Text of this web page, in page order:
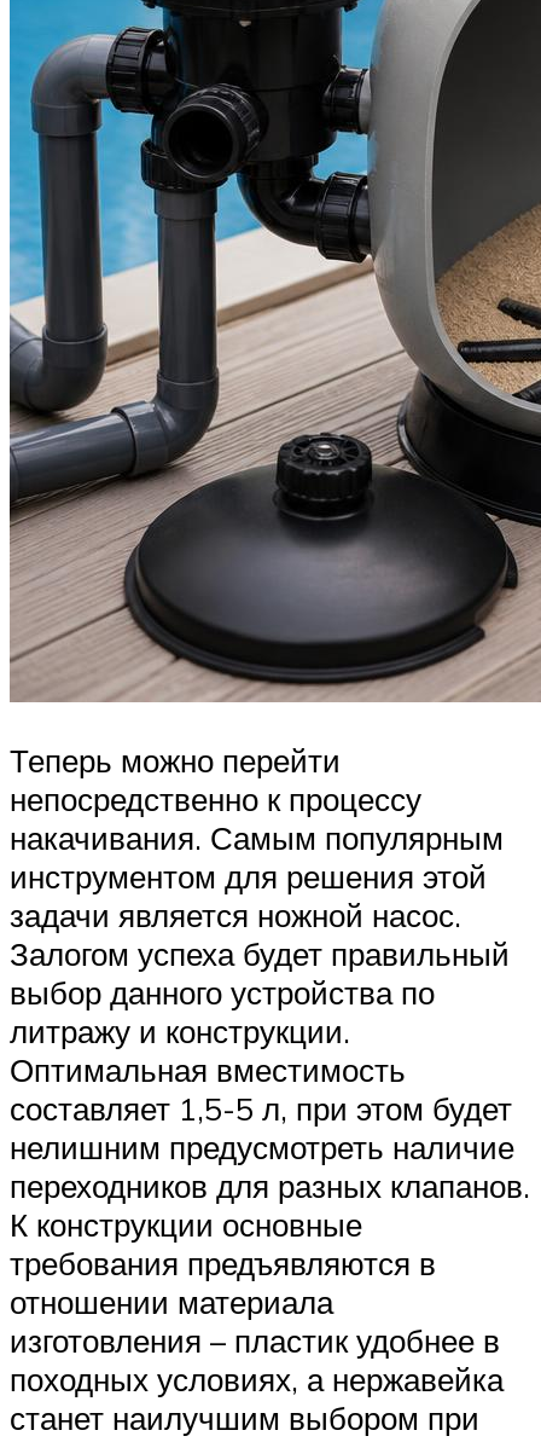
Теперь можно перейти
непосредственно к процессу
накачивания. Самым популярным
инструментом для решения этой
задачи является ножной насос.
Залогом успеха будет правильный
выбор данного устройства по
литражу и конструкции.
Оптимальная вместимость
составляет 1,5-5 л, при этом будет
нелишним предусмотреть наличие
переходников для разных клапанов.
К конструкции основные
требования предъявляются в
отношении материала
изготовления – пластик удобнее в
походных условиях, а нержавейка
станет наилучшим выбором при